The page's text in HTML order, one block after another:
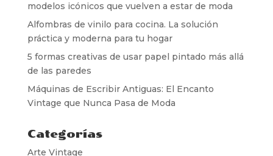
modelos icónicos que vuelven a estar de moda
Alfombras de vinilo para cocina. La solución
práctica y moderna para tu hogar
5 formas creativas de usar papel pintado más allá
de las paredes
Máquinas de Escribir Antiguas: El Encanto
Vintage que Nunca Pasa de Moda
Categorías
Arte Vintage